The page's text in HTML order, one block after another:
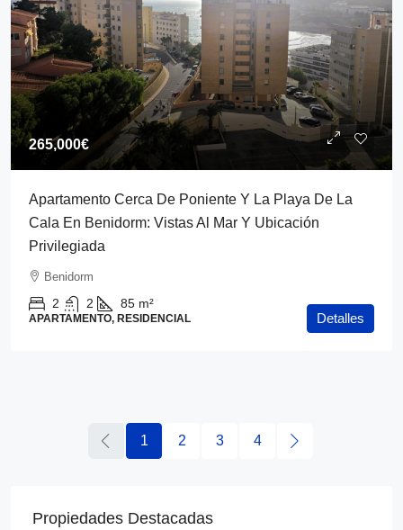
265,000€
Apartamento Cerca De Poniente Y La Playa De La
Cala En Benidorm: Vistas Al Mar Y Ubicación
Privilegiada
Benidorm
2 2 85 m²
APARTAMENTO, RESIDENCIAL Detalles
1 2 3 4
Propiedades Destacadas